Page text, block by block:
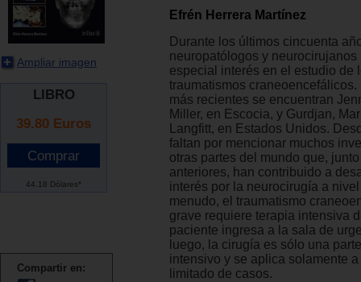
Ampliar imagen
LIBRO
39.80 Euros
44.18 Dólares*
Compartir en:
Efrén Herrera Martínez
Durante los últimos cincuenta
neuropatólogos y neurocirujanos
especial interés en el estudio de
traumatismos craneoencefálicos.
más recientes se encuentran
Miller, en Escocia, y Gurdjan,
Langfitt, en Estados Unidos.
faltan por mencionar muchos
otras partes del mundo que,
anteriores, han contribuido a
interés por la neurocirugía a
menudo, el traumatismo
grave requiere terapia intensiva
paciente ingresa a la sala de
luego, la cirugía es sólo una
intensivo y se aplica solamente
limitado de casos.